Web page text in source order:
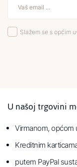
Slažem se s općim
U našoj trgovini
Virmanom, općom
Kreditnim
putem PayPal